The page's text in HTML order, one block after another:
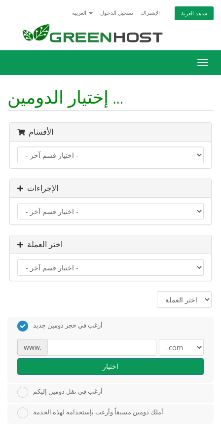
تسجيل الدخول الإشتراك شاهد العربة
إختيار الدومين ...
الأقسام
الإجراءات
اختر العملة
أرغب في حجز دومين جديد
www.
اختيار
أرغب في نقل دومين إليكم
أملك دومين مسبقاً وأرغب بإستخدامه لهذه الخدمة